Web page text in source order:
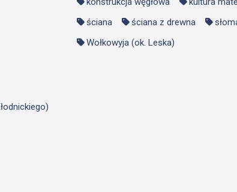
ściana
ściana z drewna
Wołkowyja (ok. Leska)